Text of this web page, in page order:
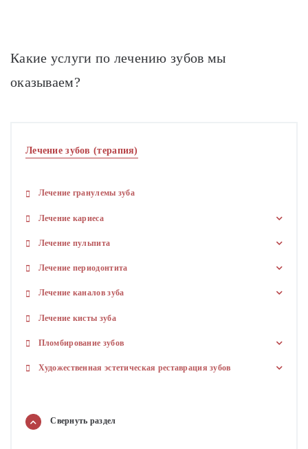
Какие услуги по лечению зубов мы
оказываем?
Лечение зубов (терапия)
Лечение гранулемы зуба
Лечение кариеса
Лечение пульпита
Лечение периодонтита
Лечение каналов зуба
Лечение кисты зуба
Пломбирование зубов
Художественная эстетическая реставрация зубов
Свернуть раздел